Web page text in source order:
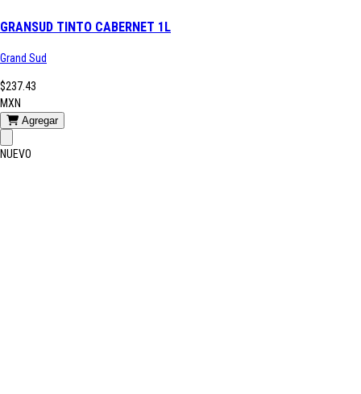
GRANSUD TINTO CABERNET 1L
Grand Sud
$237.43
MXN
Agregar
NUEVO